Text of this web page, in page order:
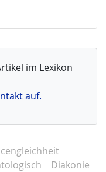
im Lexikon
auf.
Diakonie